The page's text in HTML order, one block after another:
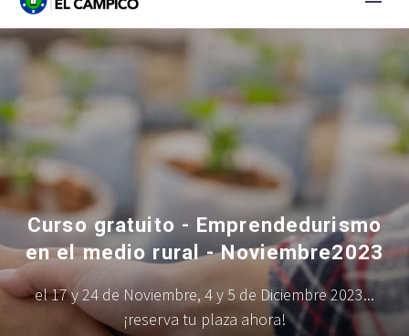
Curso gratuito - Emprendedurismo
en el medio rural - Noviembre2023
el 17 y 24 de Noviembre, 4 y 5 de Diciembre 2023...
¡reserva tu plaza ahora!